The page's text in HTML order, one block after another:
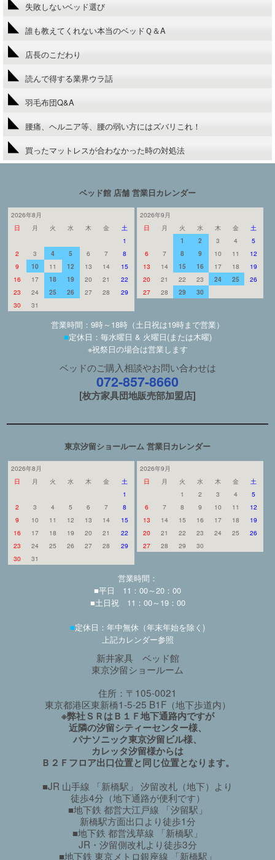
失敗しないベッド選び
誰も教えてくれない本当のベッドＱ＆A
店長のこだわり
読んで得する業界ウラ話
羽毛布団Q&A
腰痛、ヘルニア等、腰の弱い方にはズバリこれ！
買ったマットレスが合わなかった時の対処法
ベッド館 店舗 営業日カレンダー
2026年8月
日
月 火 水 木 金
土
1
2
3 4 5 6 7
8
9
10 11 12 13 14
15
16
17 18 19 20 21
22
23
24 25 26 27 28
29
30
31
2026年9月
日
月 火 水 木 金
土
1
2 3 4
5
6
7 8 9 10 11
12
13
14 15 16 17 18
19
20
21 22 23 24 25
26
27
28 29 30
営業時間：9時～18時（土日祝は19時まで営業）
■定休日：毎水曜日 & 火曜日(または木曜)
※祝祭日の場合は営業します
ベッドのご購入相談やお問い合わせは
072-857-8660
[枚方家具団地販売部加盟店]
東京汐留ショールーム 営業日カレンダー
2026年8月
日
月 火 水 木 金
土
1
2
3 4 5 6 7
8
9
10 11 12 13 14
15
16
17 18 19 20 21
22
23
24 25 26 27 28
29
30
31
2026年9月
日
月 火 水 木 金
土
1
2 3 4
5
6
7 8 9 10 11
12
13
14 15 16 17 18
19
20
21 22 23 24 25
26
27
28 29 30
営業時間：
■平日 11：00～20：00
■土日祝 11：00～19：00
■定休日：年中無休（年末年始を除く)
上記カレンダー参照
新井家具 ベッド館
東京汐留ショールーム
住所：〒105-0021
東京都港区東新橋1-5-25 B1F（地下歩道内）
※弊社ＳＲはＢ１Ｆ地下通路内ですが
近隣の汐留シティーセンター様、
パナソニック東京汐留ビル様、
カレッタ汐留様からは
Ｂ２Ｆフロア出口位置と同じ位置となります。
■JR 山手線 「新橋駅」 汐留改札（地下）より
徒歩4分（地下通路が便利です）
■地下鉄 都営大江戸線 「汐留駅」
新橋駅方面出口より徒歩1分
■地下鉄 都営浅草線 「新橋駅」
JR・汐留側改札より徒歩3分
■地下鉄 東京メトロ銀座線 「新橋駅」